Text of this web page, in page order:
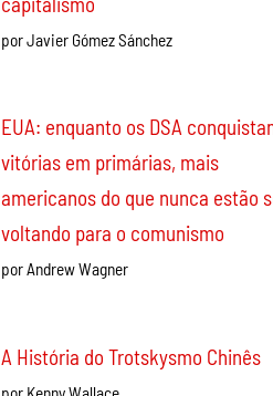
queda de Modi
por Ravi Mistry
Cuba e o giro completo para o
capitalismo
por Javier Gómez Sánchez